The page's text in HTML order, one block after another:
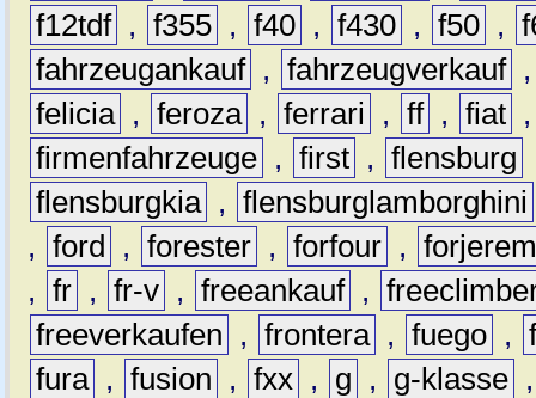
f12tdf , f355 , f40 , f430 , f50 ,
fahrzeugankauf , fahrzeugverkauf
felicia , feroza , ferrari , ff , fiat
firmenfahrzeuge , first , flensburg
flensburgkia , flensburglamborghini
, ford , forester , forfour ,
, fr , fr-v , freeankauf ,
freeverkaufen
, frontera , fuego ,
fura , fusion , fxx , g , g-klasse